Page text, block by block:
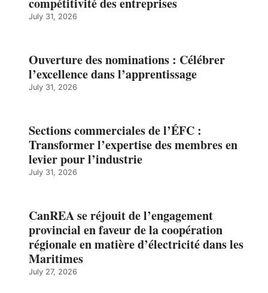
July 31, 2026
Ouverture des nominations : Célébrer
l’excellence dans l’apprentissage
July 31, 2026
Sections commerciales de l’ÉFC :
Transformer l’expertise des membres en
levier pour l’industrie
July 31, 2026
CanREA se réjouit de l’engagement
provincial en faveur de la coopération
régionale en matière d’électricité dans les
Maritimes
July 27, 2026